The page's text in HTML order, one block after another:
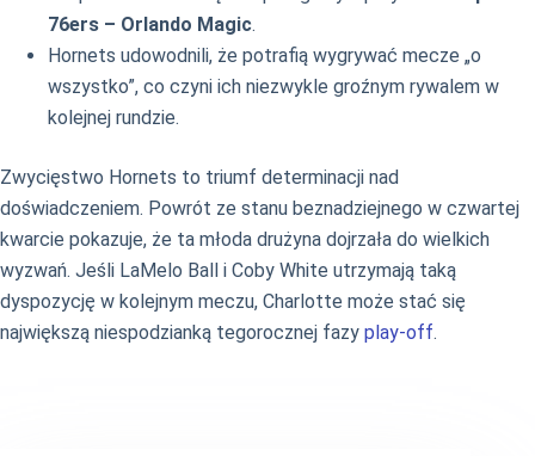
76ers – Orlando Magic.
Hornets udowodnili, że potrafią wygrywać mecze „o
wszystko”, co czyni ich niezwykle groźnym rywalem w
kolejnej rundzie.
Zwycięstwo Hornets to triumf determinacji nad
doświadczeniem. Powrót ze stanu beznadziejnego w czwartej
kwarcie pokazuje, że ta młoda drużyna dojrzała do wielkich
wyzwań. Jeśli LaMelo Ball i Coby White utrzymają taką
dyspozycję w kolejnym meczu, Charlotte może stać się
największą niespodzianką tegorocznej fazy play-off.